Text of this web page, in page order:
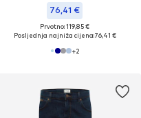
76,41 €
Prvotno: 119,85 €
Posljednja najniža cijena:76,41 €
+2